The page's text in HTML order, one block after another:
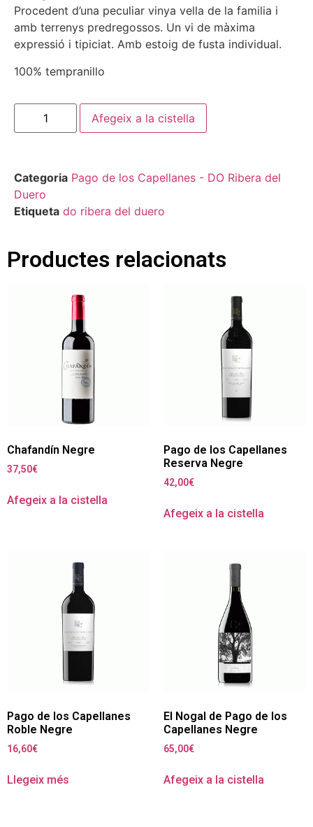
Procedent d’una peculiar vinya vella de la familia i
amb terrenys predregossos. Un vi de màxima
expressió i tipiciat. Amb estoig de fusta individual.
100% tempranillo
Afegeix a la cistella
Categoria Pago de los Capellanes - DO Ribera del
Duero
Etiqueta do ribera del duero
Productes relacionats
Chafandín Negre
37,50€
Afegeix a la cistella
Pago de los Capellanes
Reserva Negre
42,00€
Afegeix a la cistella
Pago de los Capellanes
Roble Negre
16,60€
Llegeix més
El Nogal de Pago de los
Capellanes Negre
65,00€
Afegeix a la cistella